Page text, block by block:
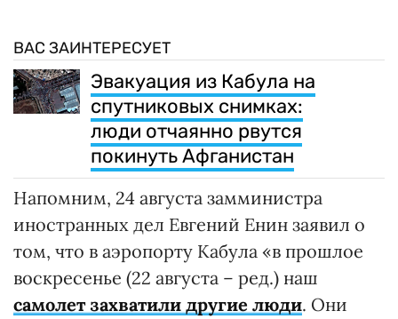
ВАС ЗАИНТЕРЕСУЕТ
Эвакуация из Кабула на
спутниковых снимках:
люди отчаянно рвутся
покинуть Афганистан
Напомним, 24 августа замминистра
иностранных дел Евгений Енин заявил о
том, что в аэропорту Кабула «в прошлое
воскресенье (22 августа – ред.) наш
самолет захватили другие люди. Они